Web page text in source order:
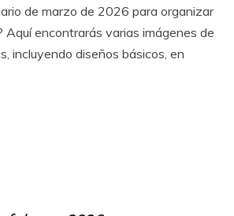
de marzo de 2026 para organizar
Aquí encontrarás varias imágenes de
incluyendo diseños básicos, en